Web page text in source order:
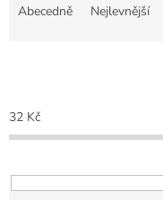
p
r
o
u
Abecedně Nejlevnější
32 Kč